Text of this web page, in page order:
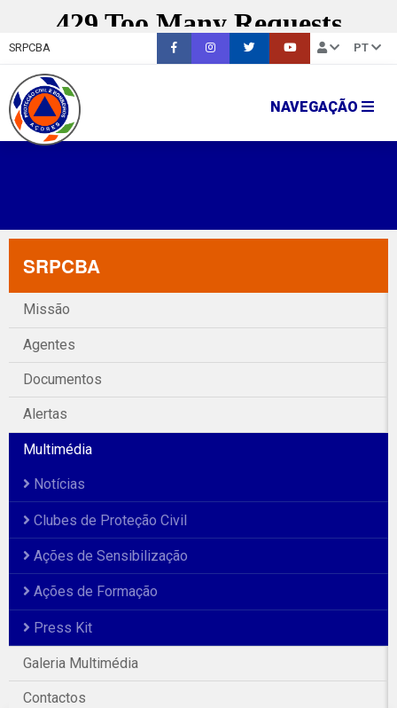
SRPCBA PT
NAVEGAÇÃO
SRPCBA
Missão
Agentes
Documentos
Alertas
Multimédia
Notícias
Clubes de Proteção Civil
Ações de Sensibilização
Ações de Formação
Press Kit
Galeria Multimédia
Contactos